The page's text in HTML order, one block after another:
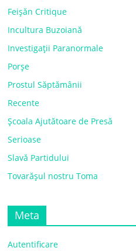
Feișăn Critique
Incultura Buzoiană
Investigații Paranormale
Porșe
Prostul Săptămânii
Recente
Școala Ajutătoare de Presă
Serioase
Slavă Partidului
Tovarășul nostru Toma
Meta
Autentificare